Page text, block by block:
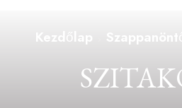
Kezdőlap